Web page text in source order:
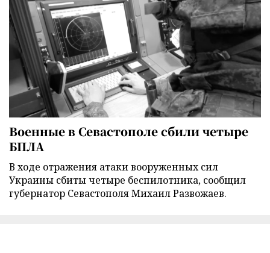
Военные в Севастополе сбили четыре
БПЛА
В ходе отражения атаки вооруженных сил
Украины сбиты четыре беспилотника, сообщил
губернатор Севастополя Михаил Развожаев.